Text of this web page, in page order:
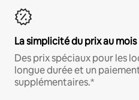
La simplicité du prix au mois
Des prix spéciaux pour les
longue durée et un
supplémentaires.*